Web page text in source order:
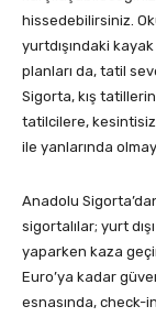
hissedebilirsiniz.
yurtdışındaki
planları da, tatil
Sigorta, kış
tatilcilere,
ile yanlarında
Anadolu
sigortalılar; yurt
yaparken kaza
Euro’ya kadar
esnasında, check-